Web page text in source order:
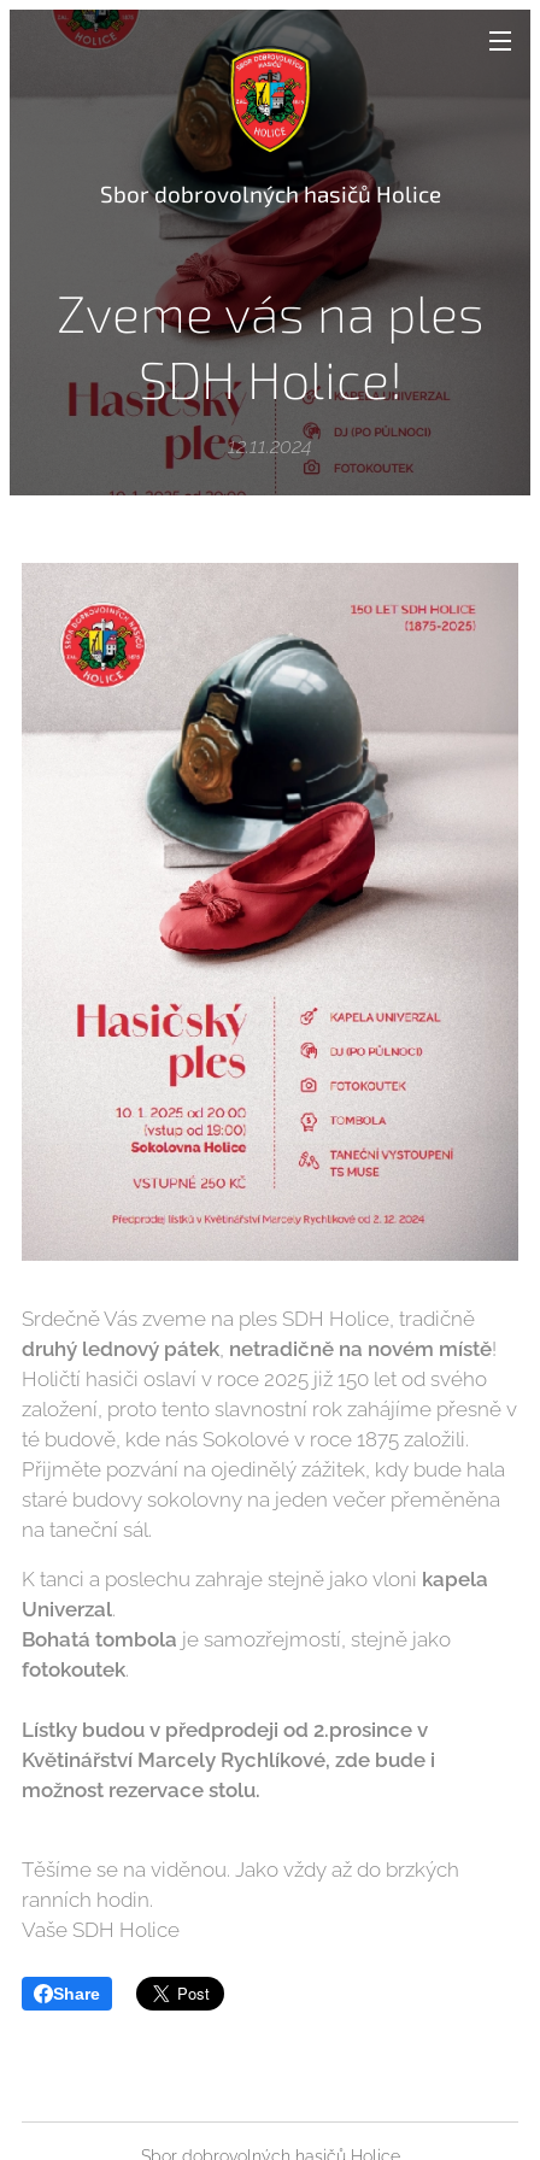
Sbor dobrovolných hasičů Holice
Zveme vás na ples
SDH Holice!
12.11.2024
Srdečně Vás zveme na ples SDH Holice, tradičně
druhý lednový pátek netradičně na novém místě!
Holičtí hasiči oslaví v roce 2025 již 150 let od svého
založení, proto tento slavnostní rok zahájíme přesně v
té budově, kde nás Sokolové v roce 1875 založili.
Přijměte pozvání na ojedinělý zážitek, kdy bude hala
staré budovy sokolovny na jeden večer přeměněna
na taneční sál.
K tanci a poslechu zahraje stejně jako vloni kapela
Univerzal.
Bohatá tombola je samozřejmostí, stejně jako
fotokoutek.
Lístky budou v předprodeji od 2.prosince v
Květinářství Marcely Rychlíkové, zde bude i
možnost rezervace stolu.
Těšíme se na viděnou. Jako vždy až do brzkých
ranních hodin.
Vaše SDH Holice
Share